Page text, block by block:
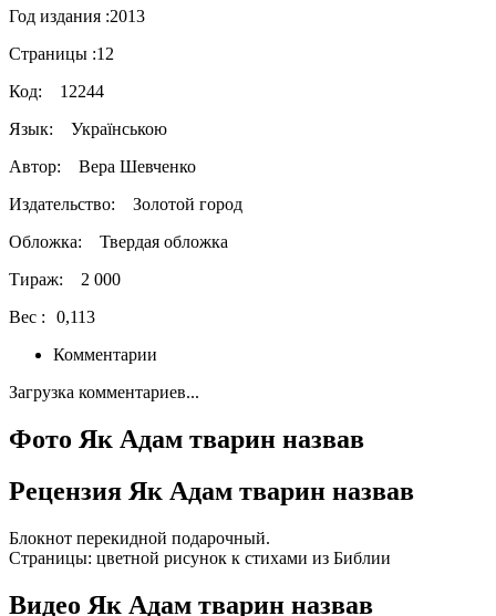
Год издания :2013
Страницы :12
Код: 12244
Язык: Українською
Автор:
Вера Шевченко
Издательство:
Золотой город
Обложка: Твердая обложка
Тираж: 2 000
Вес :
0,113
Комментарии
Загрузка комментариев...
Фото Як Адам тварин назвав
Рецензия Як Адам тварин назвав
Блокнот перекидной подарочный.
Страницы: цветной рисунок к стихами из Библии
Видео Як Адам тварин назвав